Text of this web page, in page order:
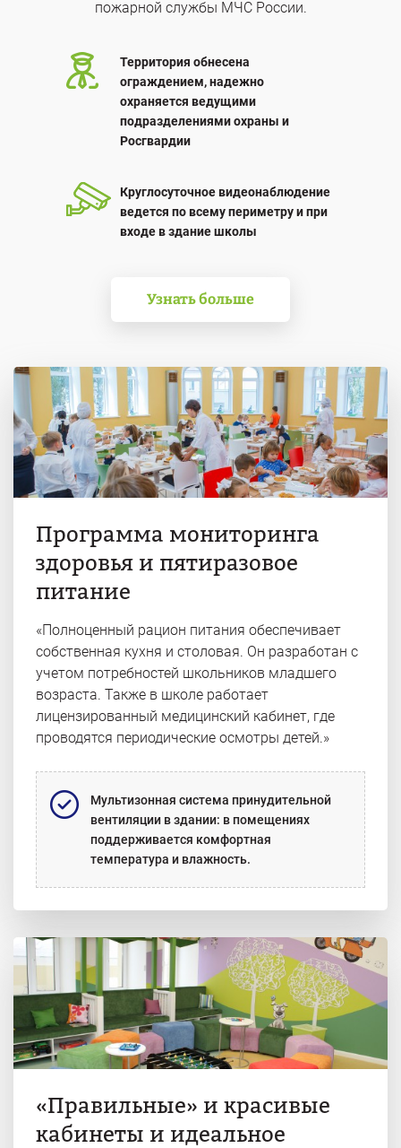
пожарной службы МЧС России.
Территория обнесена
ограждением, надежно
охраняется ведущими
подразделениями охраны и
Росгвардии
Круглосуточное видеонаблюдение
ведется по всему периметру и при
входе в здание школы
Узнать больше
Программа мониторинга
здоровья и пятиразовое
питание
«Полноценный рацион питания обеспечивает
собственная кухня и столовая. Он разработан с
учетом потребностей школьников младшего
возраста. Также в школе работает
лицензированный медицинский кабинет, где
проводятся периодические осмотры детей.»
Мультизонная система принудительной
вентиляции в здании: в помещениях
поддерживается комфортная
температура и влажность.
«Правильные» и красивые
кабинеты и идеальное